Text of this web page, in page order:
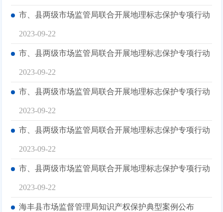
市、县两级市场监管局联合开展地理标志保护专项行动
2023-09-22
市、县两级市场监管局联合开展地理标志保护专项行动
2023-09-22
市、县两级市场监管局联合开展地理标志保护专项行动
2023-09-22
市、县两级市场监管局联合开展地理标志保护专项行动
2023-09-22
市、县两级市场监管局联合开展地理标志保护专项行动
2023-09-22
海丰县市场监督管理局知识产权保护典型案例公布